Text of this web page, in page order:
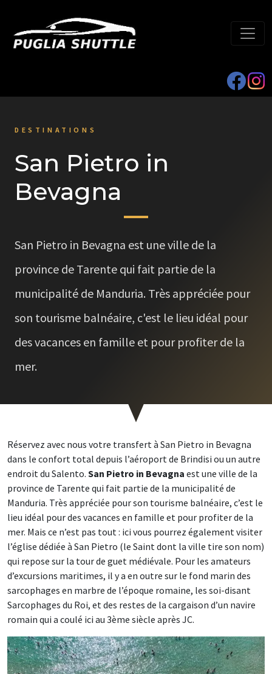
DESTINATIONS
San Pietro in
Bevagna
San Pietro in Bevagna est une ville de la
province de Tarente qui fait partie de la
municipalité de Manduria. Très appréciée pour
son tourisme balnéaire, c'est le lieu idéal pour
des vacances en famille et pour profiter de la
mer.
Réservez avec nous votre transfert à San Pietro in Bevagna
dans le confort total depuis l’aéroport de Brindisi ou un autre
endroit du Salento. San Pietro in Bevagna est une ville de la
province de Tarente qui fait partie de la municipalité de
Manduria. Très appréciée pour son tourisme balnéaire, c’est le
lieu idéal pour des vacances en famille et pour profiter de la
mer. Mais ce n’est pas tout : ici vous pourrez également visiter
l’église dédiée à San Pietro (le Saint dont la ville tire son nom)
qui repose sur la tour de guet médiévale. Pour les amateurs
d’excursions maritimes, il y a en outre sur le fond marin des
sarcophages en marbre de l’époque romaine, les soi-disant
Sarcophages du Roi, et des restes de la cargaison d’un navire
romain qui a coulé ici au 3ème siècle après JC.